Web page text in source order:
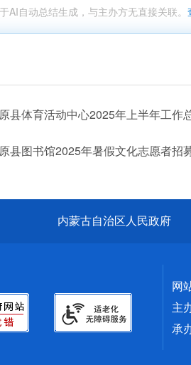
AI自动总结生成，与主办方无直接关联。
县体育活动中心2025年上半年工作
县图书馆2025年暑假文化志愿者招
内蒙古自治区人民政府
网
主
承